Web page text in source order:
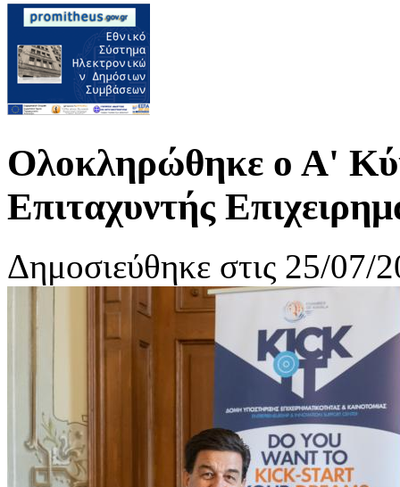
Ολοκληρώθηκε ο Α'
Επιταχυντής
Δημοσιεύθηκε στις 25/07/